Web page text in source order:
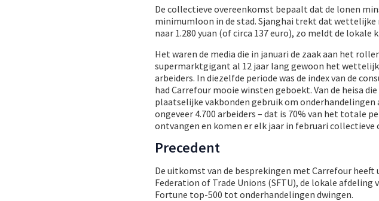
De collectieve overeenkomst bepaalt dat de lonen
minimumloon in de stad. Sjanghai trekt dat
naar 1.280 yuan (of circa 137 euro), zo meldt de lokale
Het waren de media die in januari de zaak aan het
supermarktgigant al 12 jaar lang gewoon het
arbeiders. In diezelfde periode was de index van de
had Carrefour mooie winsten geboekt. Van de heisa
plaatselijke vakbonden gebruik om
ongeveer 4.700 arbeiders – dat is 70% van het totale
ontvangen en komen er elk jaar in februari collectieve
Precedent
De uitkomst van de besprekingen met Carrefour
Federation of Trade Unions (SFTU), de lokale
Fortune top-500 tot onderhandelingen dwingen.